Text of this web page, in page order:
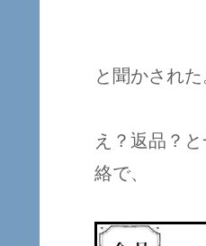
と聞かされた
え？返品？
絡で、